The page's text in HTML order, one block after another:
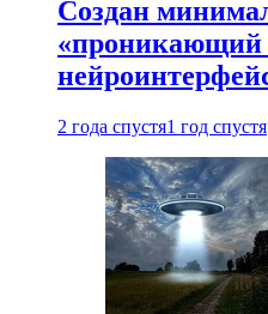
Создан
«проникающий
2 года спустя1 год спустя